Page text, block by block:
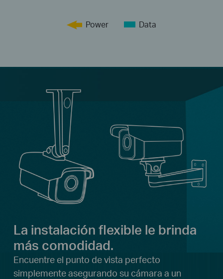
Power Data
La instalación flexible le brinda
más comodidad.
Encuentre el punto de vista perfecto
simplemente asegurando su cámara a un